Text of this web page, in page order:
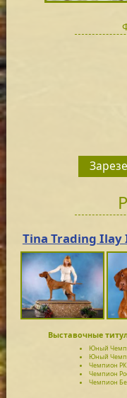
Tina Trading
Выставочные
Юный
Юный
Чемпион
Чемпион
Чемпион